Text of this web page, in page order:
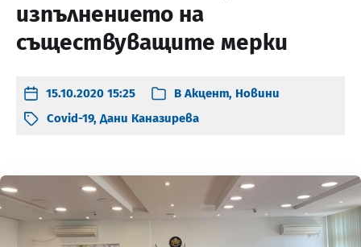
изпълнението на
съществуващите мерки
15.10.2020 15:25 В Акцент, Новини
Covid-19,Дани Каназирева